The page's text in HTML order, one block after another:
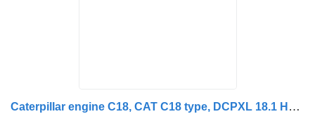
Caterpillar engine C18, CAT C18 type, DCPXL 18.1 HPA engine family, power ca Caterpillar dzinējs paredzēts Caterpillar kravas automašīnas